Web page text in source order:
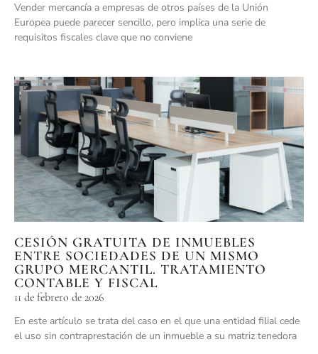
Vender mercancía a empresas de otros países de la Unión
Europea puede parecer sencillo, pero implica una serie de
requisitos fiscales clave que no conviene
CESIÓN GRATUITA DE INMUEBLES
ENTRE SOCIEDADES DE UN MISMO
GRUPO MERCANTIL. TRATAMIENTO
CONTABLE Y FISCAL
11 de febrero de 2026
En este artículo se trata del caso en el que una entidad filial cede
el uso sin contraprestación de un inmueble a su matriz tenedora